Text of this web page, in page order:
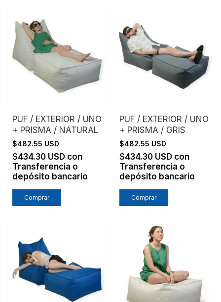
PUF / EXTERIOR / UNO
+ PRISMA / NATURAL
$482.55 USD
$434.30 USD con
Transferencia o
depósito bancario
PUF / EXTERIOR / UNO
+ PRISMA / GRIS
$482.55 USD
$434.30 USD con
Transferencia o
depósito bancario